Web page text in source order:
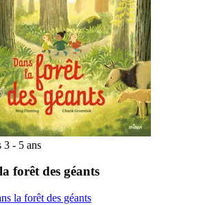
3 - 5 ans
forêt des géants
la forêt des géants